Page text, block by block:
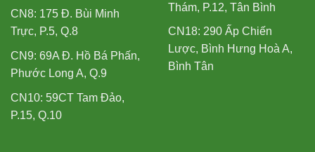
CN8: 175 Đ. Bùi Minh
Trực, P.5, Q.8
CN9: 69A Đ. Hồ Bá Phấn,
Phước Long A, Q.9
CN10: 59CT Tam Đảo,
P.15, Q.10
Thám, P.12, Tân Bình
CN18: 290 Ấp Chiến
Lược, Bình Hưng Hoà A,
Bình Tân